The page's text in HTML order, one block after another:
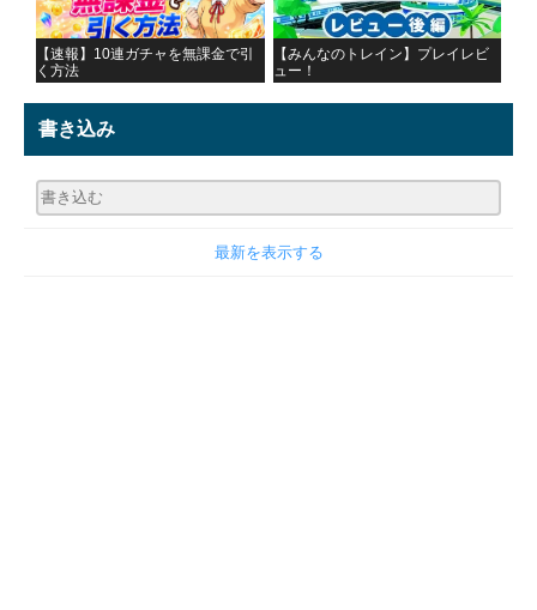
【速報】10連ガチャを無課金で引
く方法
【みんなのトレイン】プレイレビ
ュー！
書き込み
最新を表示する